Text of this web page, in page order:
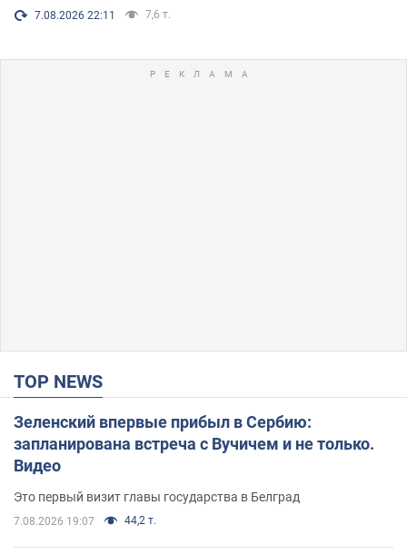
7.08.2026 22:11 7,6 т.
TOP NEWS
Зеленский впервые прибыл в Сербию:
запланирована встреча с Вучичем и не только.
Видео
Это первый визит главы государства в Белград
7.08.2026 19:07 44,2 т.